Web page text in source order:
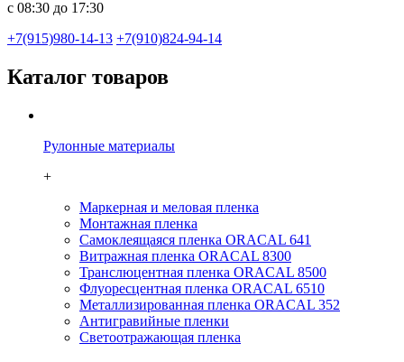
с 08:30 до 17:30
+7(915)980-14-13 +7(910)824-94-14
Каталог товаров
Рулонные материалы
+
Маркерная и меловая пленка
Монтажная пленка
Самоклеящаяся пленка ORACAL 641
Витражная пленка ORACAL 8300
Транслюцентная пленка ORACAL 8500
Флуоресцентная пленка ORACAL 6510
Металлизированная пленка ORACAL 352
Антигравийные пленки
Светоотражающая пленка